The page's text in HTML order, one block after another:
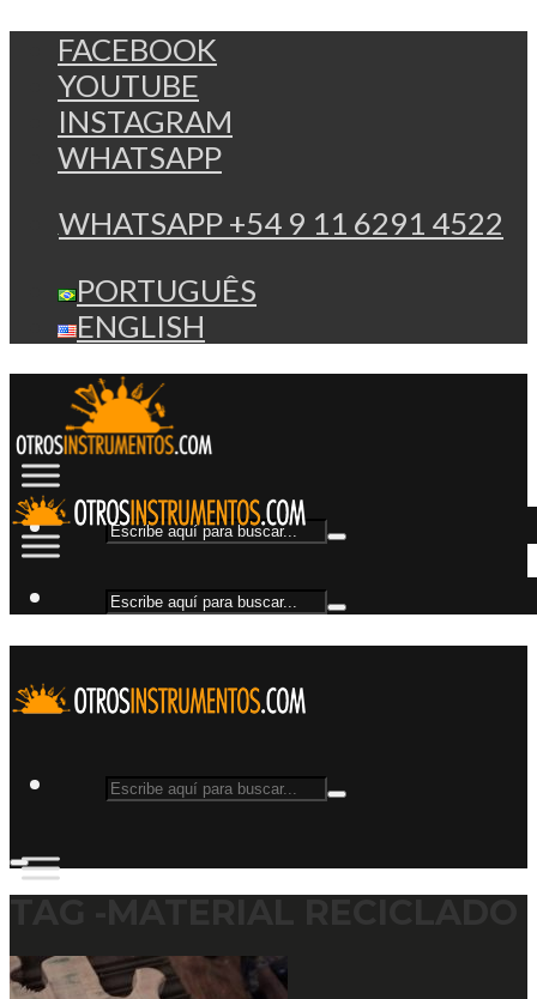
FACEBOOK
YOUTUBE
INSTAGRAM
WHATSAPP
WHATSAPP +54 9 11 6291 4522
PORTUGUÊS
ENGLISH